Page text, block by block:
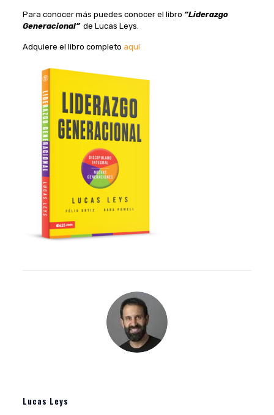
Para conocer más puedes conocer el libro “Liderazgo
Generacional”de Lucas Leys.
Adquiere el libro completo aquí
Lucas Leys